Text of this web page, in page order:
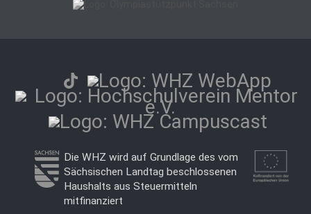
Die WHZ wird auf Grundlage des vom
Sächsischen Landtag beschlossenen
Haushalts aus Steuermitteln
mitfinanziert